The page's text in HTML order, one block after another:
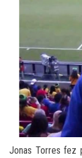
Jonas Torres fez